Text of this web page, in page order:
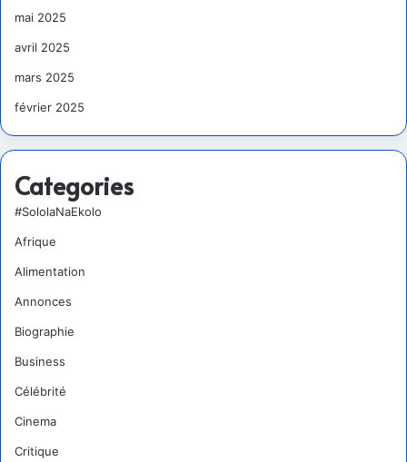
mai 2025
avril 2025
mars 2025
février 2025
Categories
#SololaNaEkolo
Afrique
Alimentation
Annonces
Biographie
Business
Célébrité
Cinema
Critique